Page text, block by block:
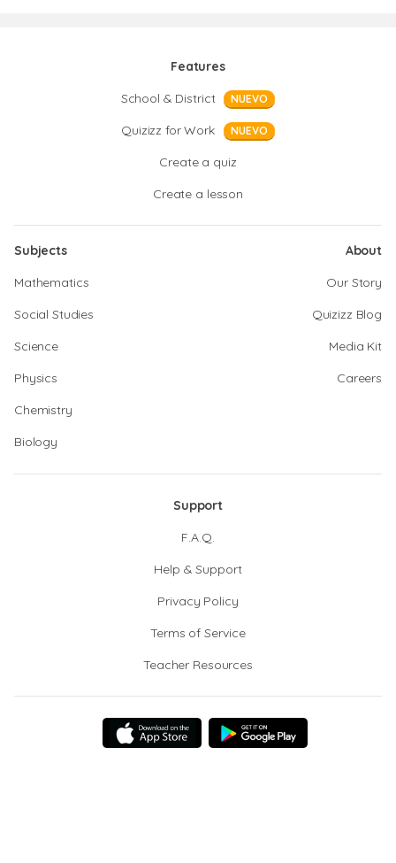
Features
School & District
NUEVO
Quizizz for Work NUEVO
Create a quiz
Create a lesson
Subjects
Mathematics
Social Studies
Science
Physics
Chemistry
Biology
About
Our Story
Quizizz Blog
Media Kit
Careers
Support
F.A.Q.
Help & Support
Privacy Policy
Terms of Service
Teacher Resources